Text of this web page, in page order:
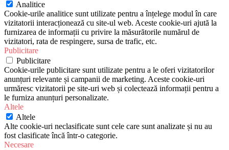
Analitice
Cookie-urile analitice sunt utilizate pentru a înțelege modul în care
vizitatorii interacționează cu site-ul web. Aceste cookie-uri ajută la
furnizarea de informații cu privire la măsurătorile numărul de
vizitatori, rata de respingere, sursa de trafic, etc.
Publicitare
Publicitare
Cookie-urile publicitare sunt utilizate pentru a le oferi vizitatorilor
anunțuri relevante și campanii de marketing. Aceste cookie-uri
urmăresc vizitatorii pe site-uri web și colectează informații pentru a
le furniza anunțuri personalizate.
Altele
Altele
Alte cookie-uri neclasificate sunt cele care sunt analizate și nu au
fost clasificate încă într-o categorie.
Necesare